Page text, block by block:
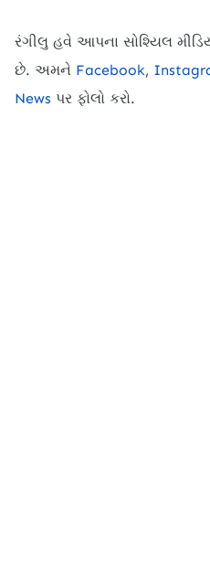
રંગીલુ હવે આપના સોશ્યિલ
છે. અમને Facebook,
News પર ફોલો કરો.